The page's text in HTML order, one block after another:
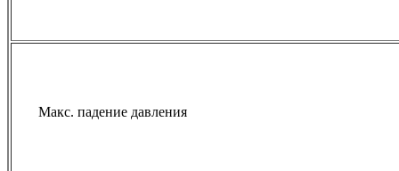
Макс. падение давления